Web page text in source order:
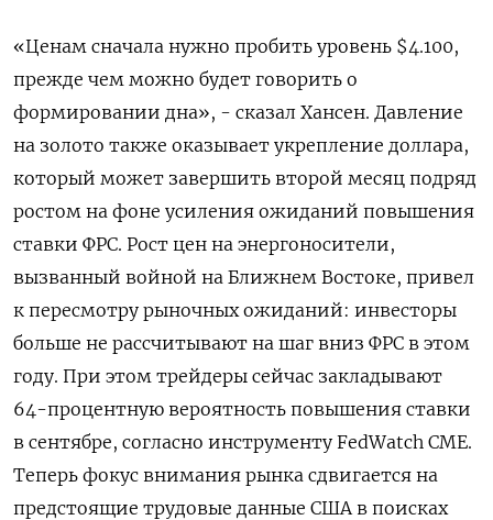
«Ценам сначала нужно пробить уровень $4.100,
прежде чем можно будет говорить о ​
формировании дна», - сказал ​Хансен. Давление
на ‌золото также оказывает укрепление доллара,
который может завершить второй месяц подряд
​ростом на фоне усиления ожиданий повышения
ставки ФРС. Рост цен на энергоносители,
вызванный войной на Ближнем Востоке, привел
к пересмотру рыночных ожиданий: инвесторы
больше не рассчитывают на шаг вниз ФРС в этом
году. При этом трейдеры сейчас закладывают
64-процентную вероятность повышения ставки
в сентябре, согласно инструменту FedWatch CME.
Теперь фокус ​внимания рынка сдвигается ⁠на
предстоящие трудовые данные США в поисках